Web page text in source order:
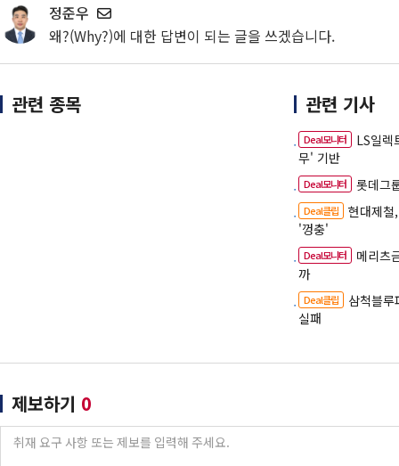
정준우
왜?(Why?)에 대한 답변이 되는 글을 쓰겠습니다.
관련 종목 관련 기사
Deal모니터
LS일
무' 기반
Deal모니터 롯데그
Deal클립
현대제
'껑충'
Deal모니터
메리츠
까
Deal클립
삼척블
실패
제보하기 0